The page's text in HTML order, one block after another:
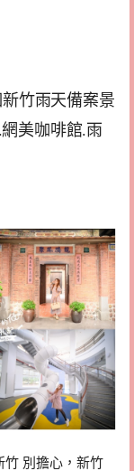
新竹雨天備案景
美咖啡館.雨
竹 別擔心，新竹